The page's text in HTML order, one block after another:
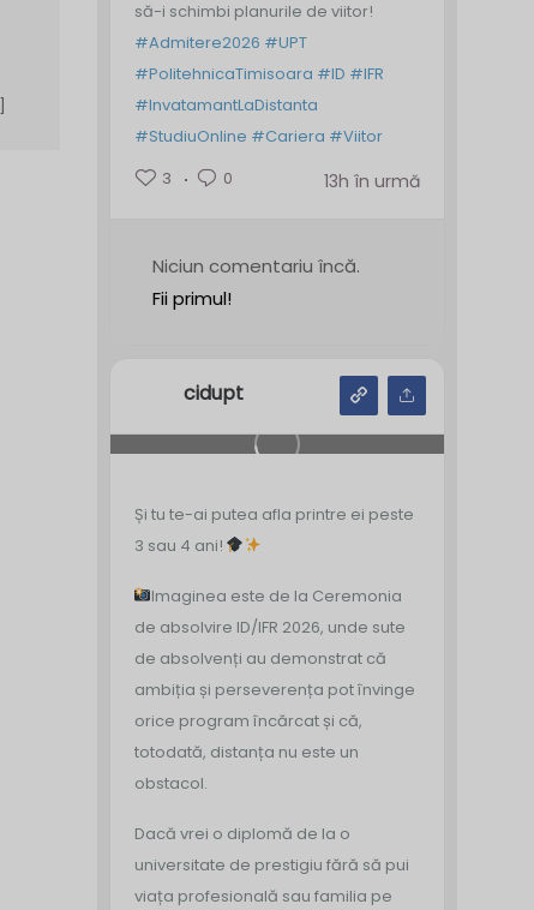
să-i schimbi planurile de viitor!
#Admitere2026 #UPT
#PolitehnicaTimisoara #ID #IFR
#InvatamantLaDistanta
#StudiuOnline #Cariera #Viitor
3
0 13h în urmă
Niciun comentariu încă.
Fii primul!
cidupt
Și tu te-ai putea afla printre ei peste
3 sau 4 ani!
Imaginea este de la Ceremonia
de absolvire ID/IFR 2026, unde sute
de absolvenți au demonstrat că
ambiția și perseverența pot învinge
orice program încărcat și că,
totodată, distanța nu este un
obstacol.
Dacă vrei o diplomă de la o
universitate de prestigiu fără să pui
viața profesională sau familia pe